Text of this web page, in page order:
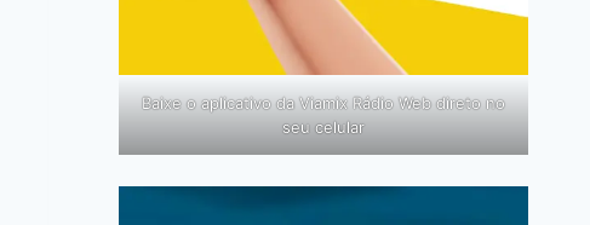
Baixe o aplicativo da Viamix Rádio Web direto no
seu celular